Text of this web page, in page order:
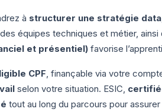
à structurer une stratégie data
équipes techniques et métier,
et présentiel) favorise
CPF, finançable via votre
selon votre situation. ESIC,
tout au long du parcours pour